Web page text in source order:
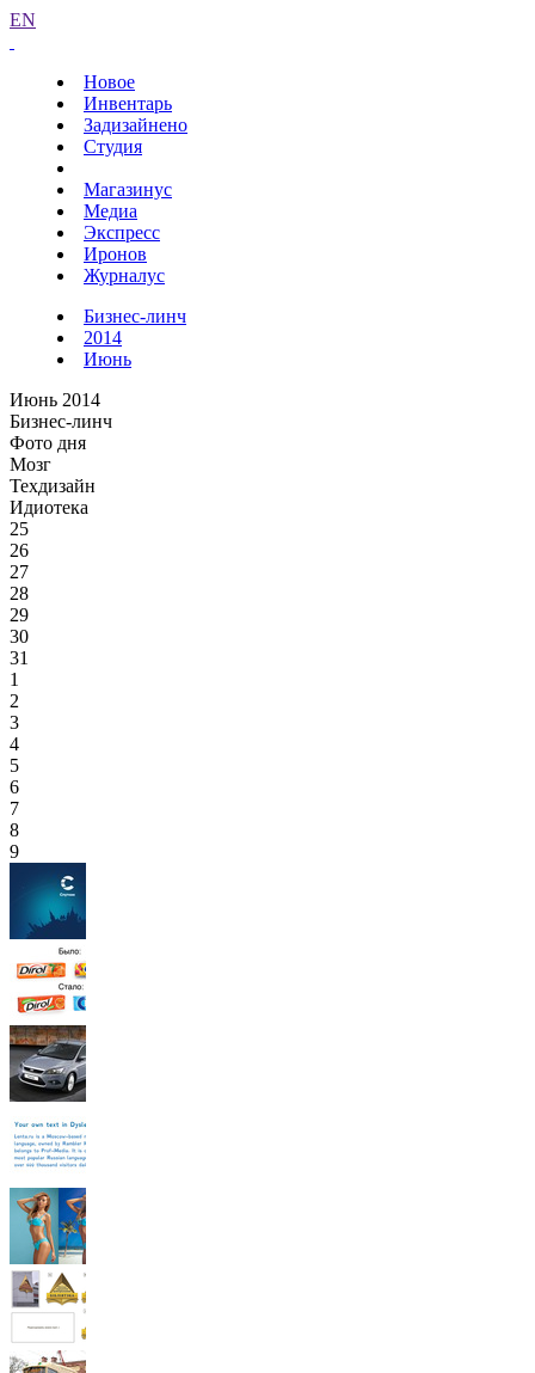
EN
Новое
Инвентарь
Задизайнено
Студия
Магазинус
Медиа
Экспресс
Иронов
Журналус
Бизнес-линч
2014
Июнь
Июнь 2014
Бизнес-линч
Фото дня
Мозг
Техдизайн
Идиотека
25
26
27
28
29
30
31
1
2
3
4
5
6
7
8
9